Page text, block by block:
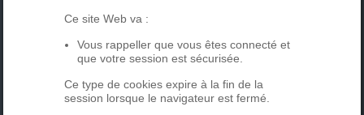
Ce site Web va :
Vous rappeller que vous êtes connecté et
que votre session est sécurisée.
Ce type de cookies expire à la fin de la
session lorsque le navigateur est fermé.